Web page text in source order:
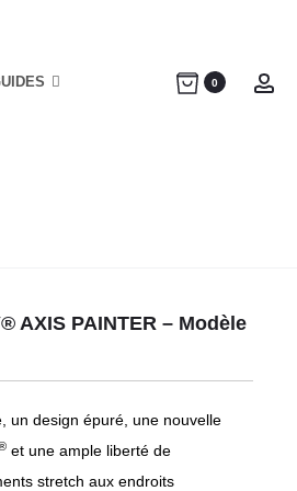
0
AXIS PAINTER – Modèle
un design épuré, une nouvelle
et une ample liberté de
stretch aux endroits